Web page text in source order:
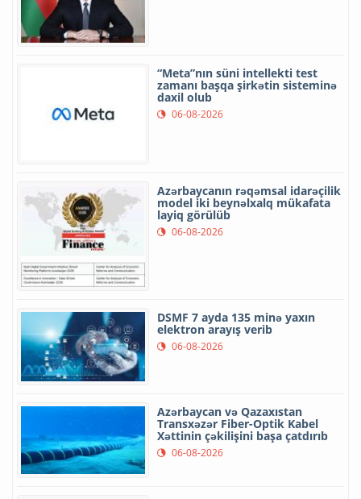
“Meta”nın süni intellekti test
zamanı başqa şirkətin sisteminə
daxil olub
06-08-2026
Azərbaycanın rəqəmsal idarəçilik
model iki beynəlxalq mükafata
layiq görülüb
06-08-2026
DSMF 7 ayda 135 minə yaxın
elektron arayış verib
06-08-2026
Azərbaycan və Qazaxıstan
Transxəzər Fiber-Optik Kabel
Xəttinin çəkilişini başa çatdırıb
06-08-2026